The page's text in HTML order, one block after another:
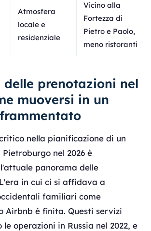
Atmosfera
locale e
residenziale
Vicino alla
Fortezza di
Pietro e Paolo,
meno ristoranti
delle prenotazioni nel
muoversi in un
nella pianificazione di un
nel 2026 è
panorama delle
in cui ci si affidava a
familiari come
Airbnb è finita. Questi servizi
le operazioni in Russia nel 2022, e